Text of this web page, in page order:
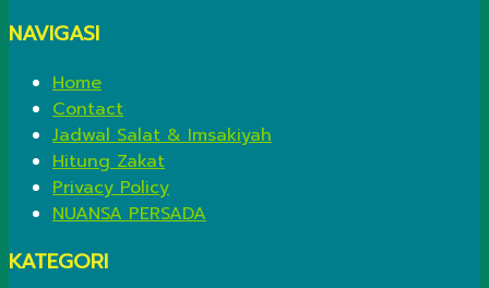
NAVIGASI
Home
Contact
Jadwal Salat & Imsakiyah
Hitung Zakat
Privacy Policy
NUANSA PERSADA
KATEGORI